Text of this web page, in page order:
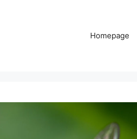
Homepage